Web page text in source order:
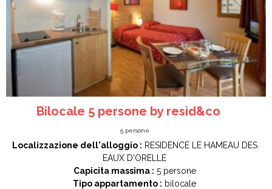
Bilocale 5 persone by resid&co
5 persone
Localizzazione dell'alloggio : RESIDENCE LE HAMEAU DES
EAUX D'ORELLE
Capicita massima : 5 persone
Tipo appartamento : bilocale